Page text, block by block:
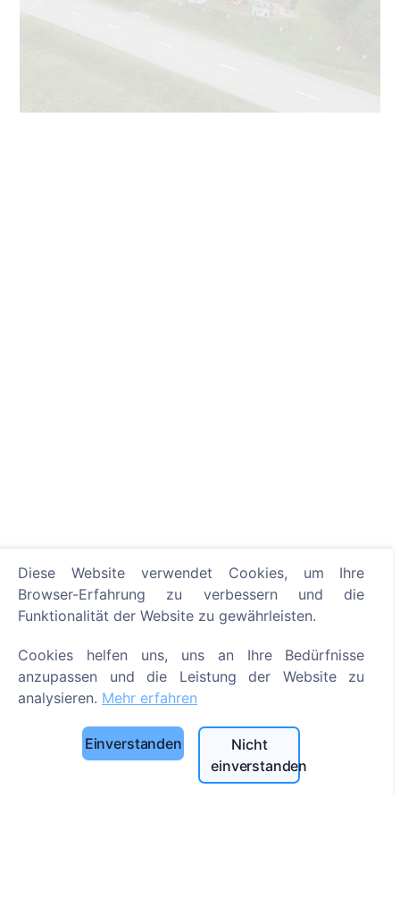
Informationen
Häufig gestellte Fragen
Veranstaltungen
Datenschutzrichtlinie
Zahlungsverfahren
Diese Website verwendet Cookies, um Ihre
Browser-Erfahrung zu verbessern und die
Funktionalität der Website zu gewährleisten.
Cookies helfen uns, uns an Ihre Bedürfnisse
anzupassen und die Leistung der Website zu
analysieren. Mehr erfahren
Einverstanden
Nicht
einverstanden